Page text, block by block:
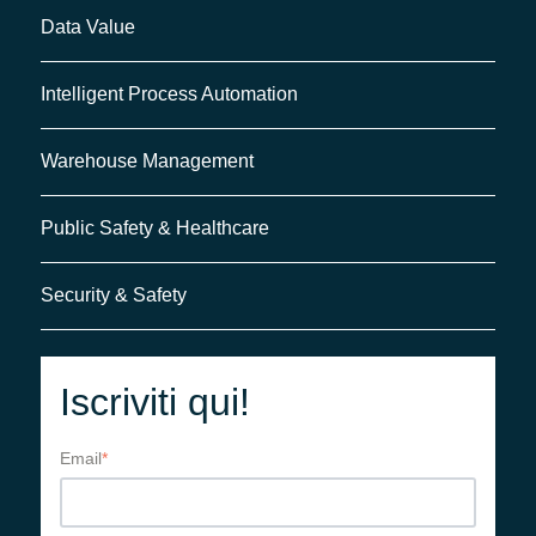
Data Value
Intelligent Process Automation
Warehouse Management
Public Safety & Healthcare
Security & Safety
Iscriviti qui!
Email*